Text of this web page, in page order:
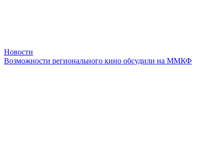
Новости
Возможности регионального кино обсудили на ММКФ